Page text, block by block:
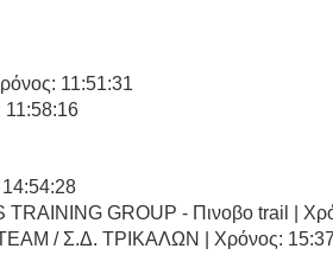
11:51:31
GROUP - Πινοβο trail |
/ Σ.Δ. ΤΡΙΚΑΛΩΝ | Χρόνος: